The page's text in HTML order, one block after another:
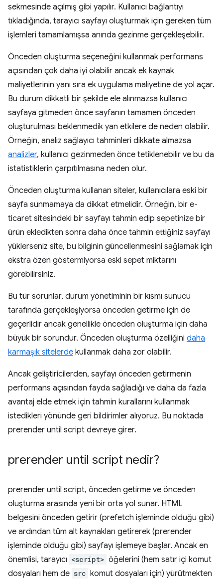
sekmesinde açılmış gibi yapılır. Kullanıcı bağlantıyı
tıkladığında, tarayıcı sayfayı oluşturmak için gereken tüm
işlemleri tamamlamışsa anında gezinme gerçekleşebilir.
Önceden oluşturma seçeneğini kullanmak performans
açısından çok daha iyi olabilir ancak ek kaynak
maliyetlerinin yanı sıra ek uygulama maliyetine de yol açar.
Bu durum dikkatli bir şekilde ele alınmazsa kullanıcı
sayfaya gitmeden önce sayfanın tamamen önceden
oluşturulması beklenmedik yan etkilere de neden olabilir.
Örneğin, analiz sağlayıcı tahminleri dikkate almazsa
analizler, kullanıcı gezinmeden önce tetiklenebilir ve bu da
istatistiklerin çarpıtılmasına neden olur.
Önceden oluşturma kullanan siteler, kullanıcılara eski bir
sayfa sunmamaya da dikkat etmelidir. Örneğin, bir e-
ticaret sitesindeki bir sayfayı tahmin edip sepetinize bir
ürün ekledikten sonra daha önce tahmin ettiğiniz sayfayı
yüklerseniz site, bu bilginin güncellenmesini sağlamak için
ekstra özen göstermiyorsa eski sepet miktarını
görebilirsiniz.
Bu tür sorunlar, durum yönetiminin bir kısmı sunucu
tarafında gerçekleşiyorsa önceden getirme için de
geçerlidir ancak genellikle önceden oluşturma için daha
büyük bir sorundur. Önceden oluşturma özelliğini daha
karmaşık sitelerde kullanmak daha zor olabilir.
Ancak geliştiricilerden, sayfayı önceden getirmenin
performans açısından fayda sağladığı ve daha da fazla
avantaj elde etmek için tahmin kurallarını kullanmak
istedikleri yönünde geri bildirimler alıyoruz. Bu noktada
prerender until script devreye girer.
prerender until script nedir?
prerender until script, önceden getirme ve önceden
oluşturma arasında yeni bir orta yol sunar. HTML
belgesini önceden getirir (prefetch işleminde olduğu gibi)
ve ardından tüm alt kaynakları getirerek (prerender
işleminde olduğu gibi) sayfayı işlemeye başlar. Ancak en
önemlisi, tarayıcı <script> öğelerini (hem satır içi komut
dosyaları hem de src komut dosyaları için) yürütmekten